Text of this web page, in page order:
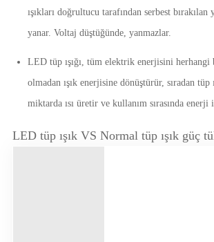
ışıkları doğrultucu tarafından serbest
yanar. Voltaj düştüğünde, yanmazlar.
LED tüp ışığı, tüm elektrik enerjisini herhangi
olmadan ışık enerjisine dönüştürür, sıradan tüp
miktarda ısı üretir ve kullanım sırasında enerji
LED tüp ışık VS Normal tüp ışık güç